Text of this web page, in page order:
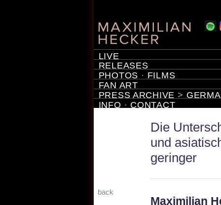
LIVE
RELEASES
PHOTOS · FILMS
FAN ART
PRESS ARCHIVE >
INFO · CONTACT
Die
und
geringer
back
Maximilian